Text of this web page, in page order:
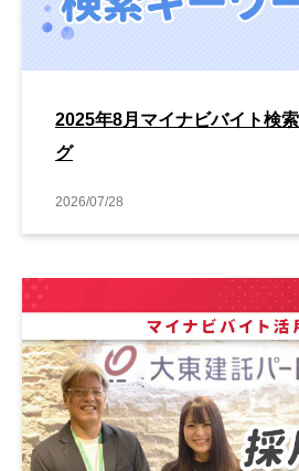
2025年8月マイナビバイト検
グ
2026/07/28